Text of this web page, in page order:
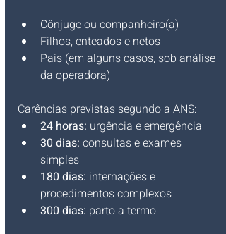
Cônjuge ou companheiro(a)
Filhos, enteados e netos
Pais (em alguns casos, sob análise
da operadora)
Carências previstas segundo a ANS:
24 horas: urgência e emergência
30 dias: consultas e exames
simples
180 dias: internações e
procedimentos complexos
300 dias: parto a termo